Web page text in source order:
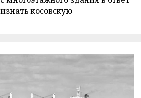
косовскую